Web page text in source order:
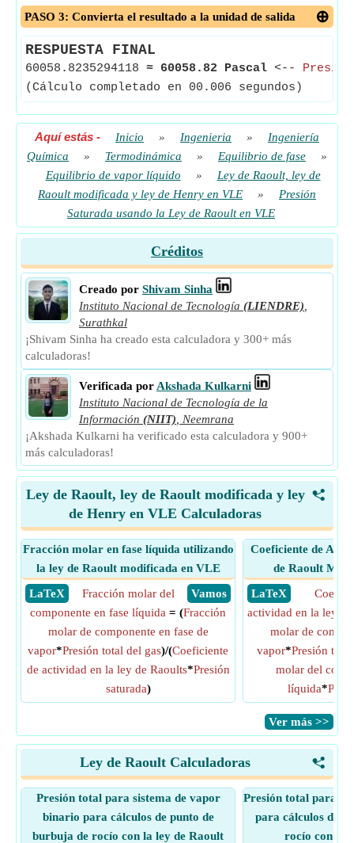
PASO 3: Convierta el resultado a la unidad de salida
RESPUESTA FINAL
60058.8235294118 ≈ 60058.82 Pascal <--
(Cálculo completado en 00.006 segundos)
Aquí estás - Inicio » Ingenieria »
Ingeniería
Química
» Termodinámica » Equilibrio de fase
»
Equilibrio de vapor líquido
»
Ley de Raoult, ley de
Raoult modificada y ley de Henry en VLE
»
Presión
Saturada usando la Ley de Raoult en VLE
Créditos
Creado por Shivam Sinha
Instituto Nacional de Tecnología (LIENDRE)
Surathkal
¡Shivam Sinha ha creado esta calculadora y 300+ más
calculadoras!
Verificada por Akshada Kulkarni
Instituto Nacional de Tecnología de la
Información (NIIT)
Neemrana
¡Akshada Kulkarni ha verificado esta calculadora y 900+
más calculadoras!
<
Ley de Raoult, ley de Raoult modificada y ley
de Henry en VLE Calculadoras
Fracción molar en fase líquida utilizando
la ley de Raoult modificada en VLE
​ LaTeX
​ Vamos
Fracción molar del
componente en fase líquida = (Fracción
molar de componente en fase de
vapor*Presión total del gas)/(Coeficiente
de actividad en la ley de Raoults*Presión
saturada)
Coeficiente de
de Raoult
​ LaTeX
actividad en la ley
molar de
vapor*Presión
molar del
líquida*
​Ver más >>
<
Ley de Raoult Calculadoras
Presión total para sistema de vapor
binario para cálculos de punto de
burbuja de rocío con la ley de Raoult
Presión total para
para cálculos de
rocío con la